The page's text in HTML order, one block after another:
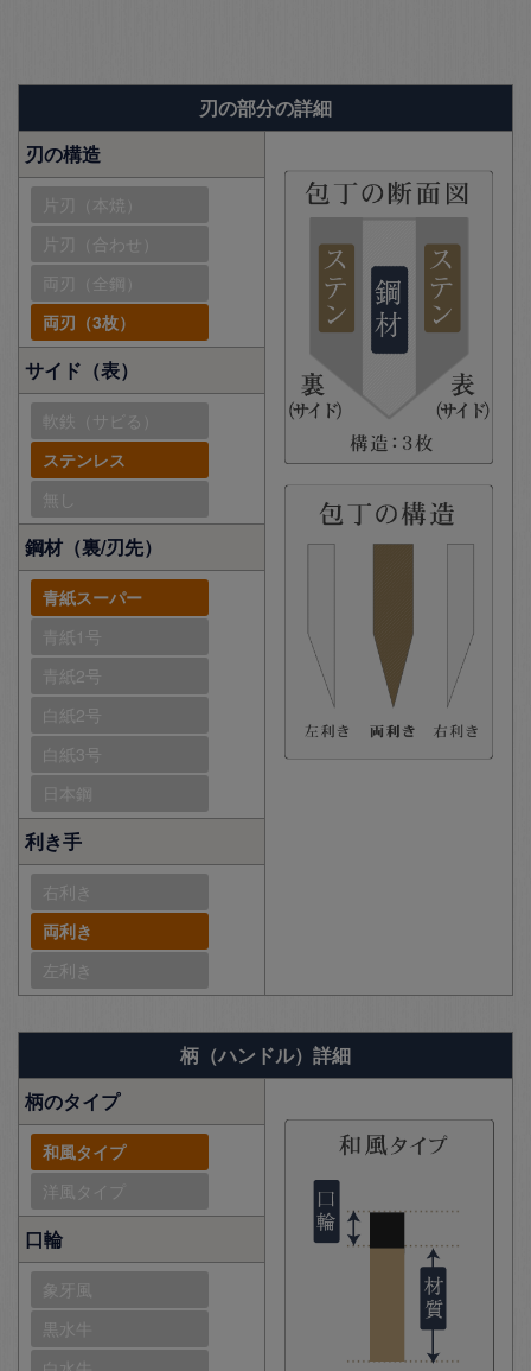
刃の部分の詳細
刃の構造
片刃（本焼）
片刃（合わせ）
両刃（全鋼）
両刃（3枚）
サイド（表）
軟鉄（サビる）
ステンレス
無し
鋼材（裏/刃先）
青紙スーパー
青紙1号
青紙2号
白紙2号
白紙3号
日本鋼
利き手
右利き
両利き
左利き
柄（ハンドル）詳細
柄のタイプ
和風タイプ
洋風タイプ
口輪
象牙風
黒水牛